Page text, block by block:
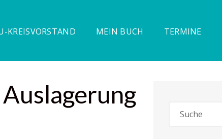
KREISVORSTAND MEIN BUCH TERMINE